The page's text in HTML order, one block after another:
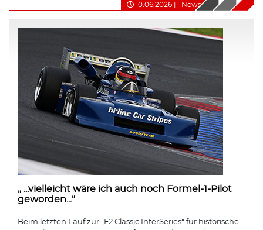
10.06.2026 News
„ ...vielleicht wäre ich auch noch Formel-1-Pilot
geworden...“
Beim letzten Lauf zur „F2 Classic InterSeries“ für historische